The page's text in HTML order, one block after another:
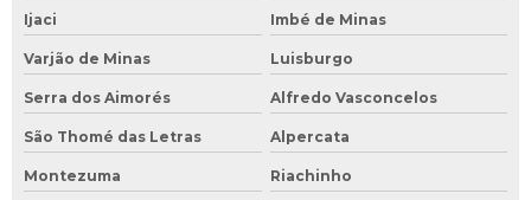
Ijaci Imbé de Minas
Varjão de Minas Luisburgo
Serra dos Aimorés Alfredo Vasconcelos
São Thomé das Letras Alpercata
Montezuma Riachinho